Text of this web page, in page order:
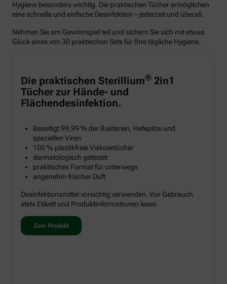
Hygiene besonders wichtig. Die praktischen Tücher ermöglichen
eine schnelle und einfache Desinfektion – jederzeit und überall.
Nehmen Sie am Gewinnspiel teil und sichern Sie sich mit etwas
Glück eines von 30 praktischen Sets für Ihre tägliche Hygiene.
Die praktischen Sterillium® 2in1
Tücher zur Hände- und
Flächendesinfektion.
Beseitigt 99,99 % der Bakterien, Hefepilze und
speziellen Viren
100 % plastikfreie Viskosetücher
dermatologisch getestet
praktisches Format für unterwegs
angenehm frischer Duft
Desinfektionsmittel vorsichtig verwenden. Vor Gebrauch
stets Etikett und Produktinformationen lesen
Zum Produkt